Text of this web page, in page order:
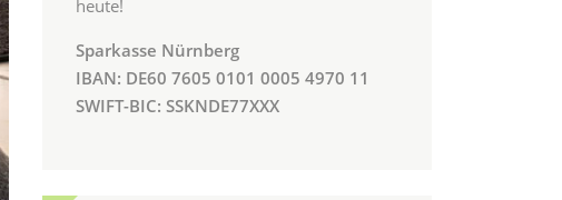
heute!
Sparkasse Nürnberg
IBAN: DE60 7605 0101 0005 4970 11
SWIFT-BIC: SSKNDE77XXX